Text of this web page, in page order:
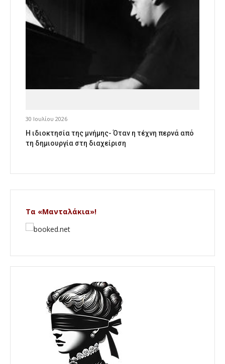
30 Ιουλίου 2026
Η ιδιοκτησία της μνήμης- Όταν η τέχνη περνά από
τη δημιουργία στη διαχείριση
Τα «Μανταλάκια»!